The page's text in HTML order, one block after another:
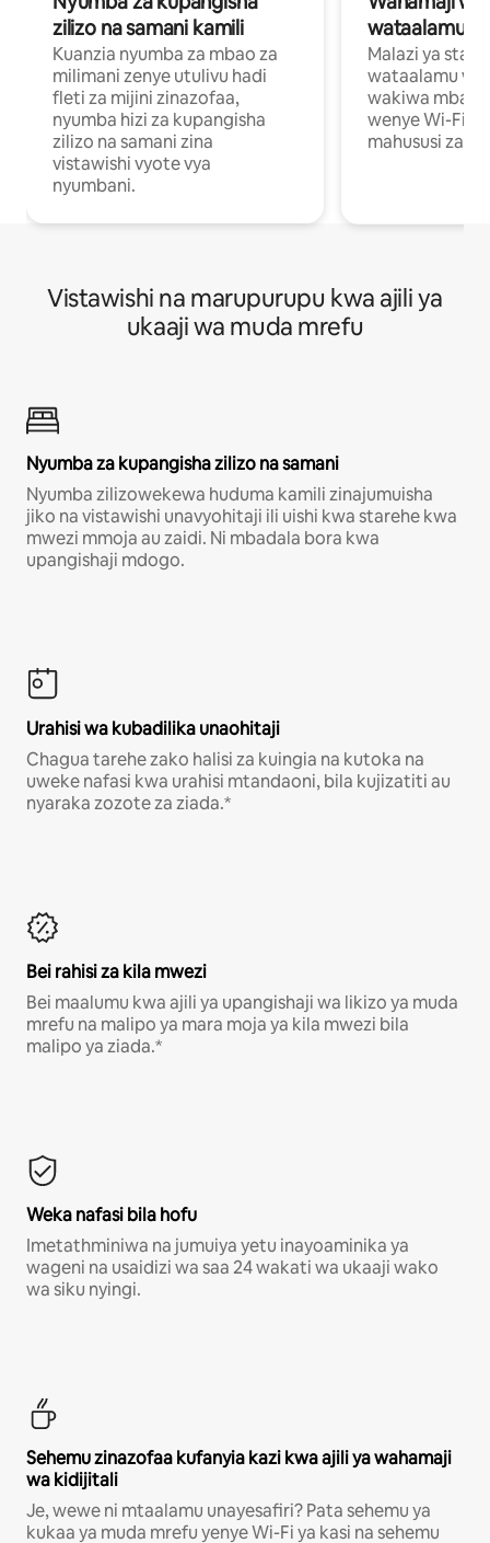
zilizo na samani kamili
Kuanzia nyumba za mbao za
milimani zenye utulivu hadi
fleti za mijini zinazofaa,
nyumba hizi za kupangisha
zilizo na samani zina
vistawishi vyote vya
nyumbani.
wataalamu
Malazi ya
wataalamu
wakiwa mbali
wenye Wi-Fi
mahususi za
Vistawishi na marupurupu kwa ajili ya
ukaaji wa muda mrefu
Nyumba za kupangisha zilizo na samani
Nyumba zilizowekewa huduma kamili zinajumuisha
jiko na vistawishi unavyohitaji ili uishi kwa starehe kwa
mwezi mmoja au zaidi. Ni mbadala bora kwa
upangishaji mdogo.
Urahisi wa kubadilika unaohitaji
Chagua tarehe zako halisi za kuingia na kutoka na
uweke nafasi kwa urahisi mtandaoni, bila kujizatiti au
nyaraka zozote za ziada.*
Bei rahisi za kila mwezi
Bei maalumu kwa ajili ya upangishaji wa likizo ya muda
mrefu na malipo ya mara moja ya kila mwezi bila
malipo ya ziada.*
Weka nafasi bila hofu
Imetathminiwa na jumuiya yetu inayoaminika ya
wageni na usaidizi wa saa 24 wakati wa ukaaji wako
wa siku nyingi.
Sehemu zinazofaa kufanyia kazi kwa ajili ya wahamaji
wa kidijitali
Je, wewe ni mtaalamu unayesafiri? Pata sehemu ya
kukaa ya muda mrefu yenye Wi-Fi ya kasi na sehemu